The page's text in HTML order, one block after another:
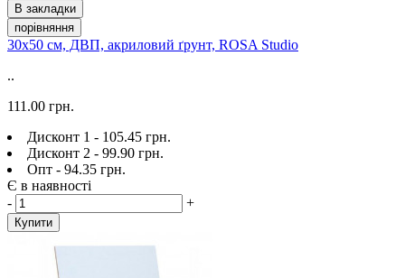
В закладки
порівняння
30х50 см, ДВП, акриловий ґрунт, ROSA Studio
..
111.00 грн.
Дисконт 1 - 105.45 грн.
Дисконт 2 - 99.90 грн.
Опт - 94.35 грн.
Є в наявності
-
+
Купити